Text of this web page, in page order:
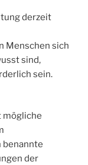
derzeit
Menschen sich
sind,
sein.
mögliche
benannte
der